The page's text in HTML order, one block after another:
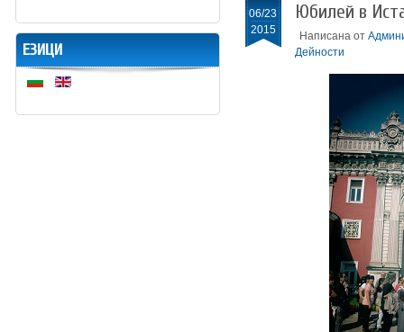
06/23
2015
Юбилей в
Написана от
Дейности
ЕЗИЦИ